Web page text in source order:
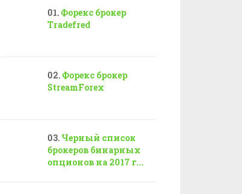
Форекс брокер
Tradefred
Форекс брокер
StreamForex
Черный список
брокеров бинарных
опционов на 2017 г...